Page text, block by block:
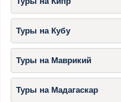
Туры на Кубу
Туры на Маврикий
Туры на Мадагаскар